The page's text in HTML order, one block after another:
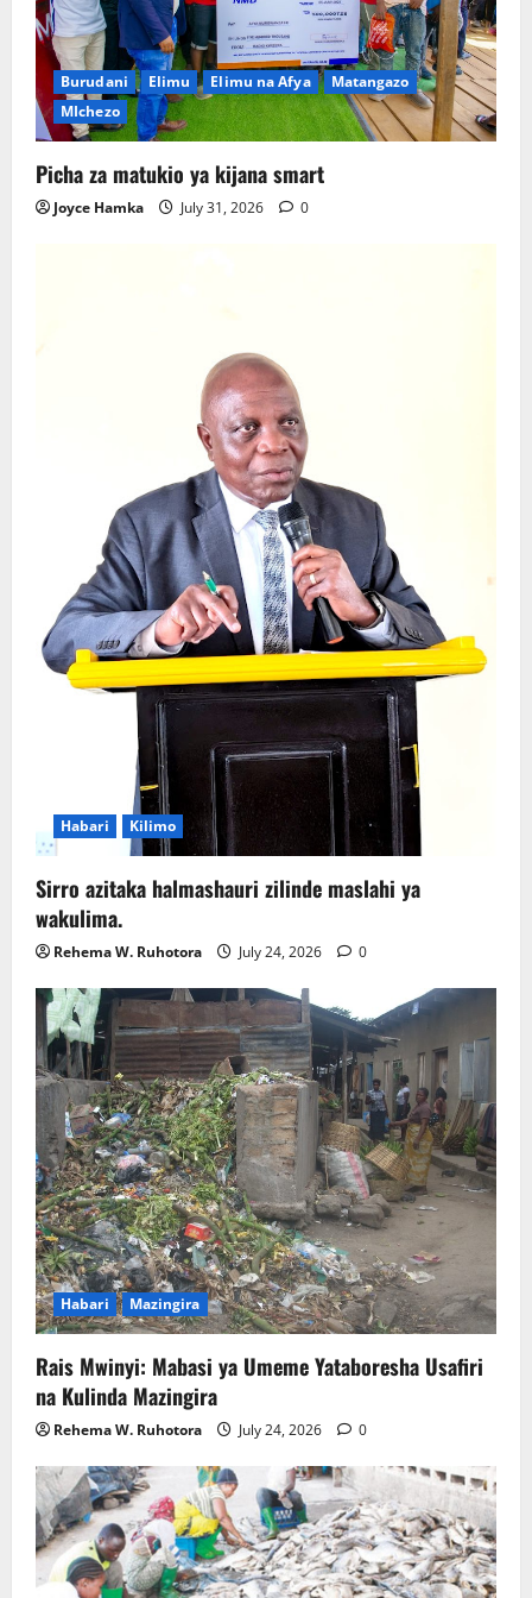
Burudani Elimu Elimu na Afya
Matangazo
MIchezo
Picha za matukio ya kijana smart
Joyce Hamka July 31, 2026 0
Habari Kilimo
Sirro azitaka halmashauri zilinde maslahi ya
wakulima.
Rehema W. Ruhotora July 24, 2026 0
Habari Mazingira
Rais Mwinyi: Mabasi ya Umeme Yataboresha Usafiri
na Kulinda Mazingira
Rehema W. Ruhotora July 24, 2026 0